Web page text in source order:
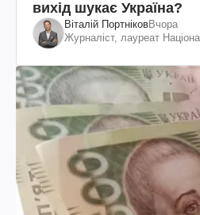
вихід шукає Україна?
Віталій ПортніковВчора
Журналіст, лауреат